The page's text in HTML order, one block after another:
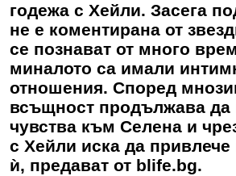
годежа с Хейли. Засега
не е коментирана от
се познават от много
миналото са имали
отношения. Според
всъщност продължава да
чувства към Селена и
с Хейли иска да
ѝ, предават от blife.bg.